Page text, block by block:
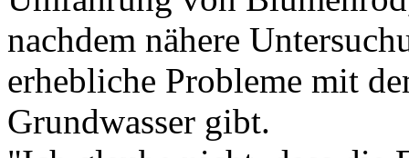
nachdem nähere
erhebliche Probleme mit
Grundwasser gibt.